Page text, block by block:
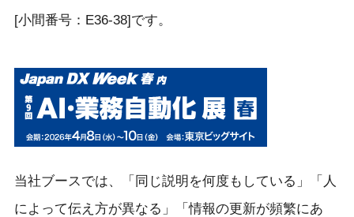
[小間番号：E36-38]です。
当社ブースでは、「同じ説明を何度もしている」「人
によって伝え方が異なる」「情報の更新が頻繁にあ